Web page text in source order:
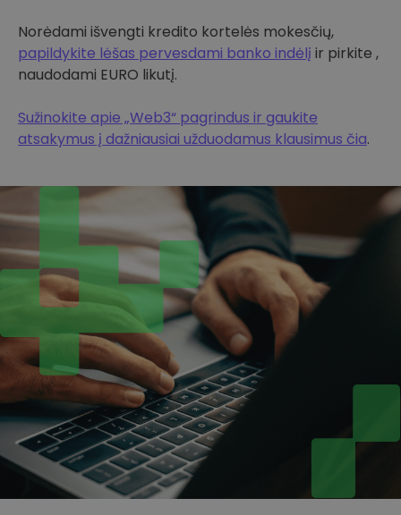
Norėdami išvengti kredito kortelės mokesčių,
papildykite lėšas pervesdami banko indėlį ir pirkite ,
naudodami EURO likutį.
Sužinokite apie „Web3“ pagrindus ir gaukite
atsakymus į dažniausiai užduodamus klausimus čia.